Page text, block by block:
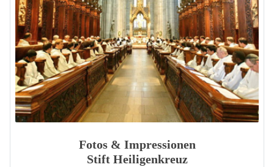
Fotos & Impressionen
Stift Heiligenkreuz